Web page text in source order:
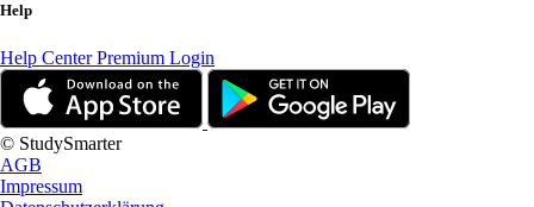
Help
Help CenterPremium Login
© StudySmarter
AGB
Impressum